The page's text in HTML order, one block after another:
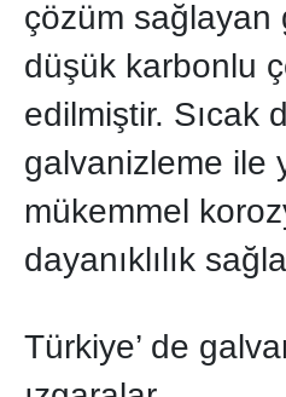
çözüm sağlayan
düşük karbonlu
edilmiştir. Sıcak
galvanizleme ile
mükemmel
dayanıklılık
Türkiye’ de